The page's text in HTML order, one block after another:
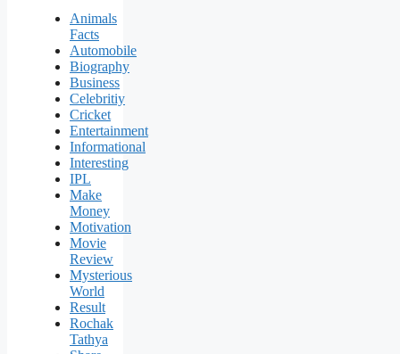
Animals
Facts
Automobile
Biography
Business
Celebritiy
Cricket
Entertainment
Informational
Interesting
IPL
Make
Money
Motivation
Movie
Review
Mysterious
World
Result
Rochak
Tathya